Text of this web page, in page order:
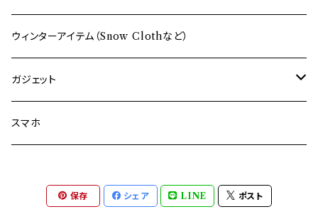
バックパック
サコッシュ
その他のバッグ
財布
ポーチ
アクセサリ
ウィンターアイテム（Snow Clothなど）
ガジェット
パソコン
スマホ
保存 シェア LINE ポスト